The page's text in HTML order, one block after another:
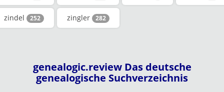
zindel 252 zingler 282
genealogic.review Das deutsche
genealogische Suchverzeichnis